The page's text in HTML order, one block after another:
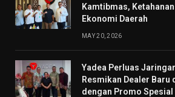
Kamtibmas,
Ekonomi Daerah
MAY 20, 2026
Yadea Perluas
Resmikan Dealer Baru
dengan Promo Spesial